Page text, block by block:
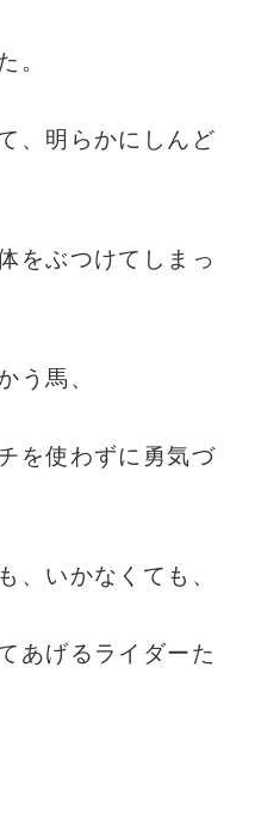
。
、明らかにしんど
をぶつけてしまっ
う馬、
を使わずに勇気づ
、いかなくても、
あげるライダーた